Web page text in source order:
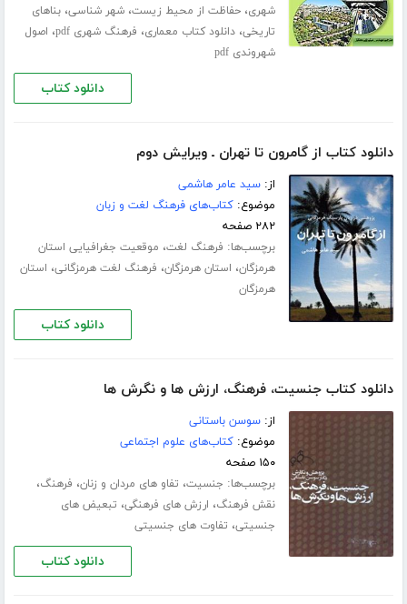
شهری،حفاظت از محیط زیست،شهر شناسی،بناهای
تاریخی،دانلود کتاب معماری، فرهنگ شهری pdf ، اصول
شهروندی pdf
دانلود کتاب
دانلود کتاب از گامرون تا تهران ـ ویرایش دوم
از:سید عامر هاشمی
موضوع:کتاب‌های فرهنگ لغت و زبان
۲۸۲ صفحه
برچسب‌ها: فرهنگ لغت، موقعیت جغرافیایی استان
هرمزگان، استان هرمزگان، فرهنگ لغت هرمزگانی، استان
هرمزگان
دانلود کتاب
دانلود کتاب جنسیت، فرهنگ، ارزش ها و نگرش ها
از:سوسن باستانی
موضوع:کتاب‌های علوم اجتماعی
۱۵۰ صفحه
برچسب‌ها: جنسیت، تفاو ‏‌های مردان و زنان، فرهنگ،
نقش فرهنگ، ارزش های فرهنگی، تبعیض های
جنسیتی، تفاوت‏ های جنسیتی
دانلود کتاب